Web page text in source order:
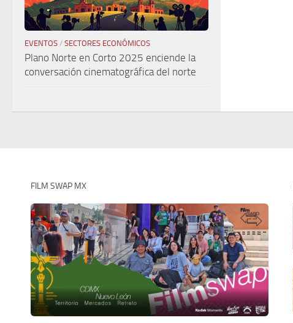
EVENTOS / SECTORES ECONÓMICOS
Plano Norte en Corto 2025 enciende la
conversación cinematográfica del norte
FILM SWAP MX